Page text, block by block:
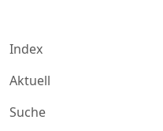
Index
Aktuell
Suche